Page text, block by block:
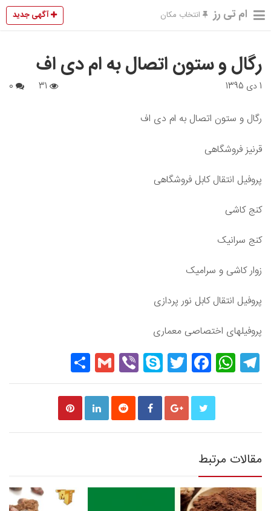
ام تی رز انتخاب مکان آگهی جدید
رگال و ستون اتصال به ام دی اف
1 دی 1395
رگال و ستون اتصال به ام دی اف
قرنیز فروشگاهی
پروفیل انتقال کابل فروشگاهی
کنج کاشی
کنج سرانیک
زوار کاشی و سرامیک
پروفیل انتقال کابل نور پردازی
پروفیلهای اختصاصی معماری
Telegram
WhatsApp
Facebook
Twitter
Skype
Viber
Gmail
مقالات مرتبط